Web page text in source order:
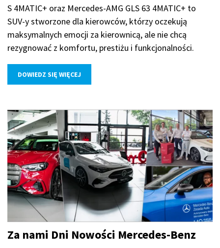
S 4MATIC+ oraz Mercedes-AMG GLS 63 4MATIC+ to
SUV-y stworzone dla kierowców, którzy oczekują
maksymalnych emocji za kierownicą, ale nie chcą
rezygnować z komfortu, prestiżu i funkcjonalności.
DOWIEDZ SIĘ WIĘCEJ
Za nami Dni Nowości Mercedes-Benz